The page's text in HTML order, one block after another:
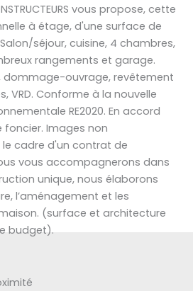
vous propose, cette
à étage, d'une surface de
séjour, cuisine, 4 chambres,
rangements et garage.
dommage-ouvrage, revêtement
VRD. Conforme à la nouvelle
RE2020. En accord
Images non
cadre d'un contrat de
vous accompagnerons dans
unique, nous élaborons
l’aménagement et les
(surface et architecture
budget).